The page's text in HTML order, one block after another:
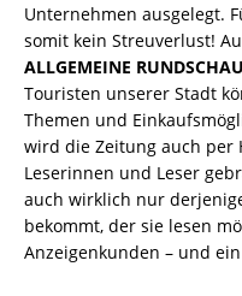
Unternehmen ausgelegt.
somit kein Streuverlust!
ALLGEMEINE RUNDSCHAU
Touristen unserer Stadt
Themen und
wird die Zeitung auch per
Leserinnen und Leser
auch wirklich nur
bekommt, der sie lesen
Anzeigenkunden – und